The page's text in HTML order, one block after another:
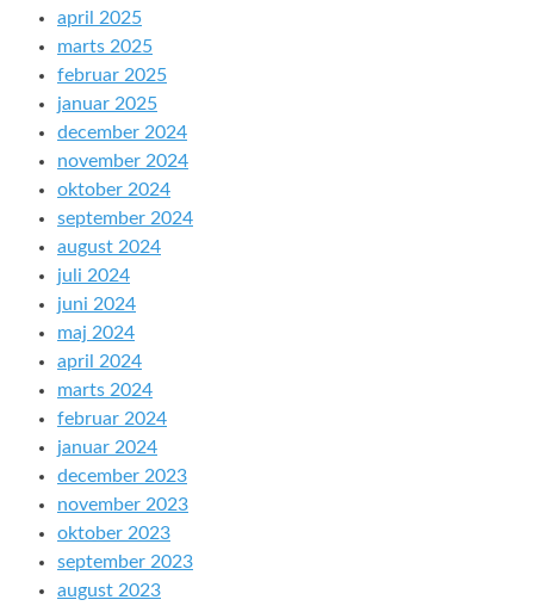
april 2025
marts 2025
februar 2025
januar 2025
december 2024
november 2024
oktober 2024
september 2024
august 2024
juli 2024
juni 2024
maj 2024
april 2024
marts 2024
februar 2024
januar 2024
december 2023
november 2023
oktober 2023
september 2023
august 2023